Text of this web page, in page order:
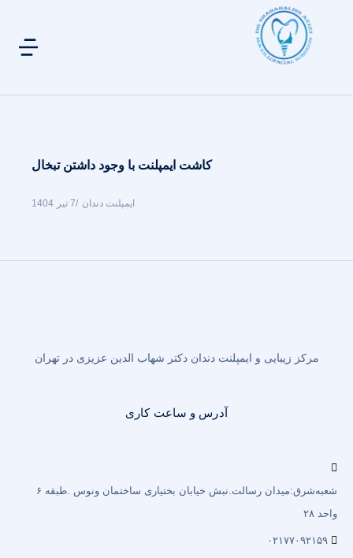
کاشت ایمپلنت با وجود داشتن تبخال
ایمپلنت دندان 7 تیر 1404
مرکز زیبایی و ایمپلنت دندان دکتر شهاب الدین عزیزی در تهران
آدرس و ساعت کاری
شعبه‌شرق:میدان رسالت.نبش خیابان بختیاری‌ ساختمان ونوس .طبقه ۶
واحد ۲۸
۰۲۱۷۷۰۹۲۱۵۹